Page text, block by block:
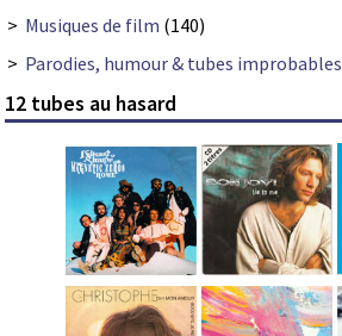
> Musiques de film (140)
> Parodies, humour & tubes improbables
12 tubes au hasard